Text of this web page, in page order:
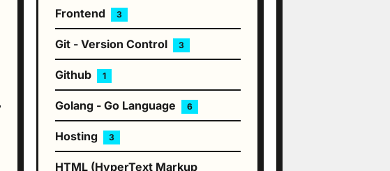
Frontend 3
Git - Version Control 3
Github 1
Golang - Go Language 6
Hosting 3
HTML (HyperText Markup